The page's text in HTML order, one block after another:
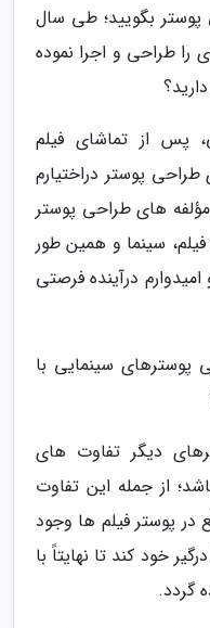
پوستر بگویید؛ طی سال
را طراحی و اجرا نموده
پس از تماشای فیلم
طراحی پوستر دراختیارم
های طراحی پوستر
سینما و همین طور
درآینده فرصتی
پوسترهای سینمایی با
دیگر تفاوت های
از جمله این تفاوت
در پوستر فیلم ها وجود
خود کند تا نهایتاً با
گردد.